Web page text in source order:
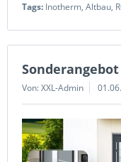
Tags: Inotherm, Altbau,
Sonderangebot
Von: XXL-Admin